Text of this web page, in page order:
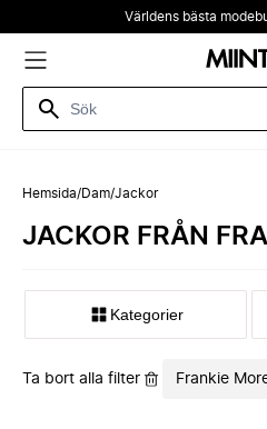
Världens bästa
Hemsida/Dam/Jackor
JACKOR FRÅN
Kategorier
Ta bort alla filter Frankie